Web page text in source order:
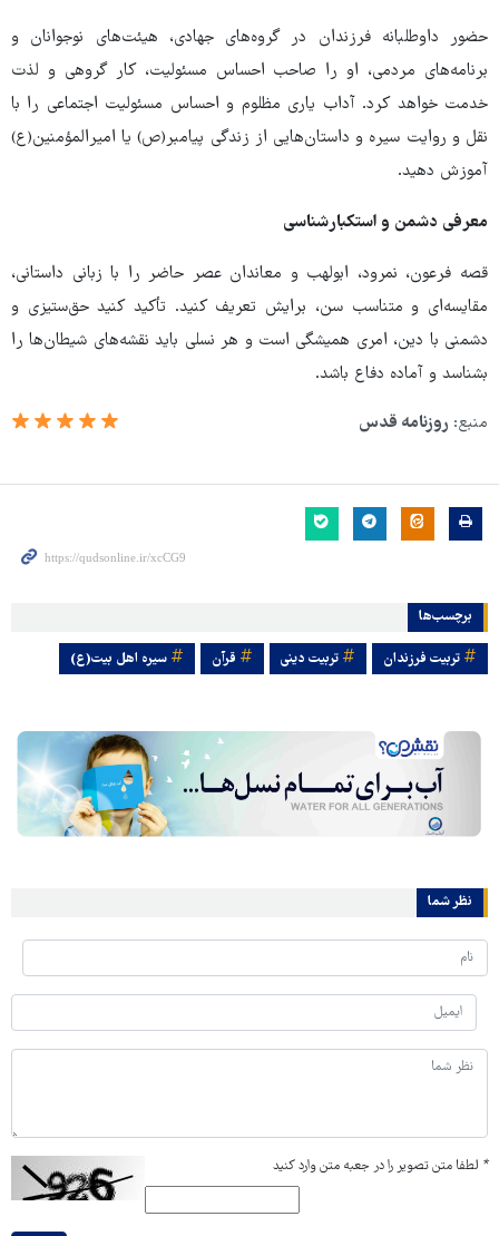
حضور داوطلبانه فرزندان در گروه‌های جهادی، هیئت‌های نوجوانان و
برنامه‌های مردمی، او را صاحب احساس مسئولیت، کار گروهی و لذت
خدمت خواهد کرد. آداب یاری مظلوم و احساس مسئولیت اجتماعی را با
نقل و روایت سیره و داستان‌هایی از زندگی پیامبر(ص) یا امیرالمؤمنین(ع)
آموزش دهید.
معرفی دشمن و استکبارشناسی
قصه فرعون، نمرود، ابولهب و معاندان عصر حاضر را با زبانی داستانی،
مقایسه‌ای و متناسب سن، برایش تعریف کنید. تأکید کنید حق‌ستیزی و
دشمنی با دین، امری همیشگی است و هر نسلی باید نقشه‌های شیطان‌ها را
بشناسد و آماده دفاع باشد.
منبع: روزنامه قدس
برچسب‌ها
تربیت فرزندان تربیت دینی قرآن سیره اهل بیت(ع)
نظر شما
* لطفا متن تصویر را در جعبه متن وارد کنید